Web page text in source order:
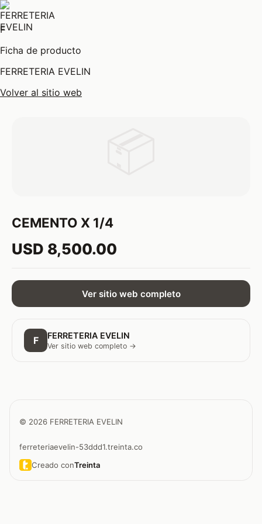
F
Ficha de producto
FERRETERIA EVELIN
Volver al sitio web
CEMENTO X 1/4
USD 8,500.00
Ver sitio web completo
F FERRETERIA EVELIN
Ver sitio web completo →
© 2026 FERRETERIA EVELIN
ferreteriaevelin-53ddd1.treinta.co
Creado conTreinta